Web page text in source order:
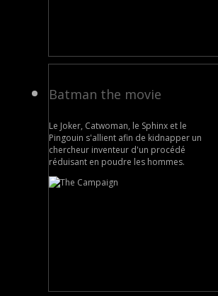
Batman the movie
Le Joker, Catwoman, le Sphinx et le
Pingouin s'allient afin de kidnapper un
chercheur inventeur d'un procédé
réduisant en poudre les hommes.